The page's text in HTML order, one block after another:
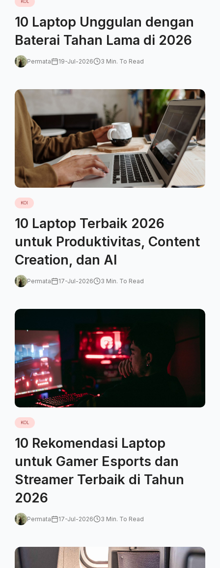
KOL
10 Laptop Unggulan dengan
Baterai Tahan Lama di 2026
Permata 19-Jul-2026 3 Min. To Read
KOl
10 Laptop Terbaik 2026
untuk Produktivitas, Content
Creation, dan AI
Permata 17-Jul-2026 3 Min. To Read
KOL
10 Rekomendasi Laptop
untuk Gamer Esports dan
Streamer Terbaik di Tahun
2026
Permata 17-Jul-2026 3 Min. To Read